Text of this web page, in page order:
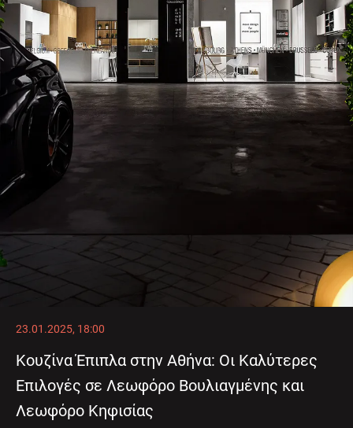
23.01.2025, 18:00
Κουζίνα Έπιπλα στην Αθήνα: Οι Καλύτερες
Επιλογές σε Λεωφόρο Βουλιαγμένης και
Λεωφόρο Κηφισίας